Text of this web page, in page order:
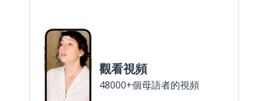
觀看視頻
48000+個母語者的視頻